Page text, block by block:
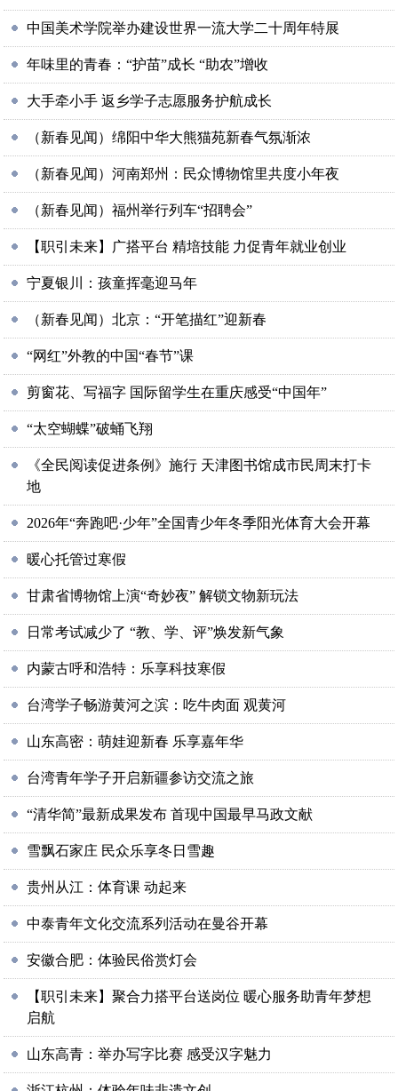
中国美术学院举办建设世界一流大学二十周年特展
年味里的青春：“护苗”成长 “助农”增收
大手牵小手 返乡学子志愿服务护航成长
（新春见闻）绵阳中华大熊猫苑新春气氛渐浓
（新春见闻）河南郑州：民众博物馆里共度小年夜
（新春见闻）福州举行列车“招聘会”
【职引未来】广搭平台 精培技能 力促青年就业创业
宁夏银川：孩童挥毫迎马年
（新春见闻）北京：“开笔描红”迎新春
“网红”外教的中国“春节”课
剪窗花、写福字 国际留学生在重庆感受“中国年”
“太空蝴蝶”破蛹飞翔
《全民阅读促进条例》施行 天津图书馆成市民周末打卡
地
2026年“奔跑吧·少年”全国青少年冬季阳光体育大会开幕
暖心托管过寒假
甘肃省博物馆上演“奇妙夜” 解锁文物新玩法
日常考试减少了 “教、学、评”焕发新气象
内蒙古呼和浩特：乐享科技寒假
台湾学子畅游黄河之滨：吃牛肉面 观黄河
山东高密：萌娃迎新春 乐享嘉年华
台湾青年学子开启新疆参访交流之旅
“清华简”最新成果发布 首现中国最早马政文献
雪飘石家庄 民众乐享冬日雪趣
贵州从江：体育课 动起来
中泰青年文化交流系列活动在曼谷开幕
安徽合肥：体验民俗赏灯会
【职引未来】聚合力搭平台送岗位 暖心服务助青年梦想
启航
山东高青：举办写字比赛 感受汉字魅力